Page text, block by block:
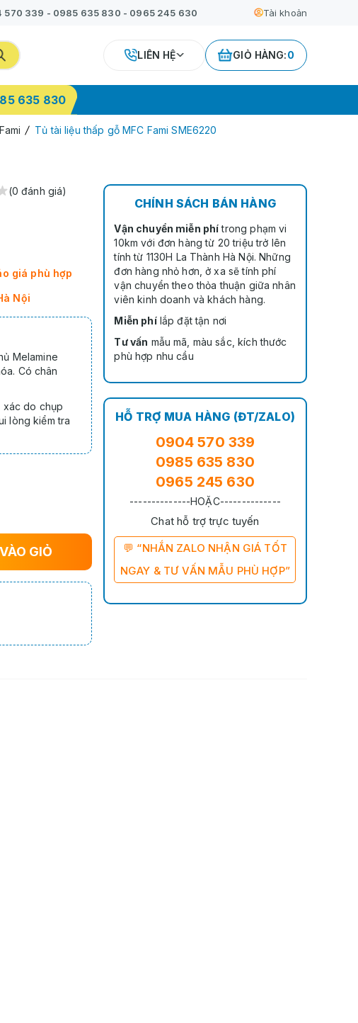
570 339 - 0985 635 830 - 0965 245 630 Tài khoản
LIÊN HỆ GIỎ HÀNG:0
635 830
Tủ tài liệu thấp gỗ MFC Fami SME6220
(0 đánh giá)
giá phù hợp
Nội
Melamine
Có chân
xác do chụp
lòng kiểm tra
GIỎ
CHÍNH SÁCH BÁN HÀNG
Vận chuyển miễn phítrong phạm vi
10km với đơn hàng từ 20 triệu trở lên
tính từ 1130H La Thành Hà Nội. Những
đơn hàng nhỏ hơn, ở xa sẽ tính phí
vận chuyển theo thỏa thuận giữa nhân
viên kinh doanh và khách hàng.
Miễn phílắp đặt tận nơi
Tư vấn mẫu mã, màu sắc, kích thước
phù hợp nhu cầu
HỖ TRỢ MUA HÀNG (ĐT/ZALO)
0904 570 339
0985 635 830
0965 245 630
--------------HOẶC--------------
Chat hỗ trợ trực tuyến
💬 “NHẮN ZALO NHẬN GIÁ TỐT
NGAY & TƯ VẤN MẪU PHÙ HỢP”